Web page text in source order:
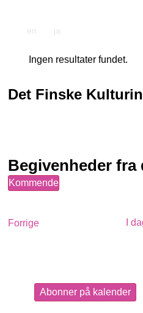
en ja
Bemærk
Ingen resultater fundet.
Det Finske
Begivenheder fra
Kommende
ForrigeBegivenheder I
Abonner på kalender